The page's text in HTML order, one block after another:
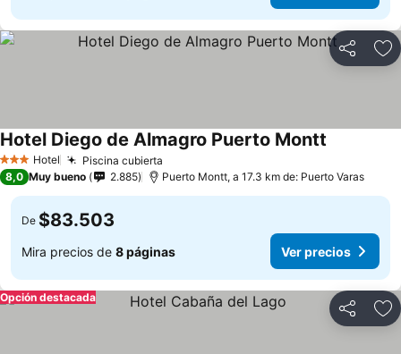
Compartir
3 Estrellas
Hotel Piscina cubierta
Hotel Diego de Almagro Puerto Montt
8,0 Muy bueno 2.885 Puerto Montt, a 17.3 km de: Puerto Varas
De $83.503
Mira precios de 8 páginas Ver precios
Compartir
Opción destacada